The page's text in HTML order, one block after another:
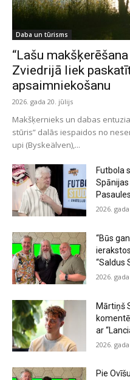
Daba un tūrisms
“Lašu
Zviedrijā liek
apsaimniekošanu
2026. gada 20. jūlijs
Makšķernieks un dabas
stūris” dalās iespaidos no
upi (Byskeälven),...
Futbola
2026.
“Būs
“Saldus
2026.
Mārtiņš
ar
2026.
Pie